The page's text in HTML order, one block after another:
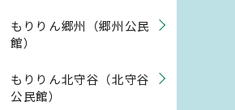
もりりん郷州（郷州公民
館）
もりりん北守谷（北守谷
公民館）